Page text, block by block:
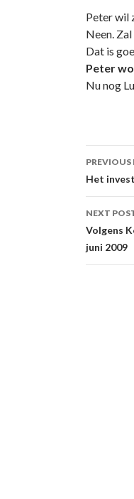
Peter wil
Neen.
Dat is
Peter
Nu nog
Post
PREVIOUS
Het
NEXT
Volgens
juni 2009